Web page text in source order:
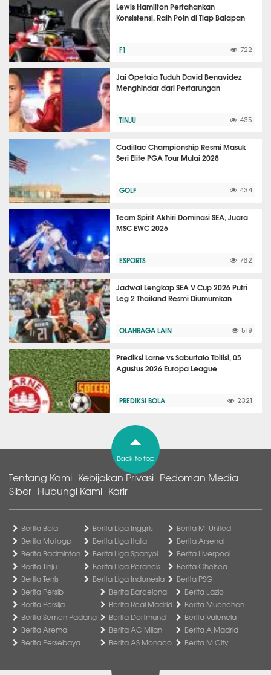
Lewis Hamilton Pertahankan
Konsistensi, Raih Poin di Tiap Balapan
F1 722
Jai Opetaia Tuduh David Benavidez
Menghindar dari Pertarungan
TINJU 435
Cadillac Championship Resmi Masuk
Seri Elite PGA Tour Mulai 2028
GOLF 434
Team Spirit Akhiri Dominasi SEA, Juara
MSC EWC 2026
ESPORTS 762
Jadwal Lengkap SEA V Cup 2026 Putri
Leg 2 Thailand Resmi Diumumkan
OLAHRAGA LAIN 519
Prediksi Larne vs Saburtalo Tbilisi, 05
Agustus 2026 Europa League
PREDIKSI BOLA 2321
Back to top
Tentang Kami Kebijakan Privasi Pedoman Media
Siber Hubungi Kami Karir
Berita Bola
Berita Motogp
Berita Badminton
Berita Tinju
Berita Tenis
Berita Liga Inggris
Berita Liga Italia
Berita Liga Spanyol
Berita Liga Perancis
Berita Liga Indonesia
Berita M. United
Berita Arsenal
Berita Liverpool
Berita Chelsea
Berita PSG
Berita Persib
Berita Persija
Berita Semen Padang
Berita Arema
Berita Persebaya
Berita Barcelona
Berita Real Madrid
Berita Dortmund
Berita AC Milan
Berita AS Monaco
Berita Lazio
Berita Muenchen
Berita Valencia
Berita A Madrid
Berita M City